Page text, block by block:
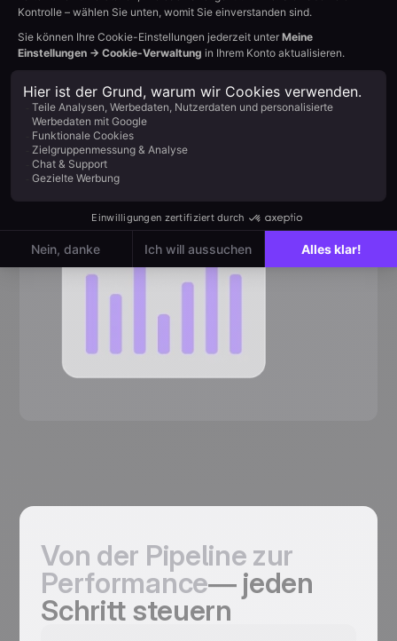
Echtzeit-Transparenz über die Performance.
Vertriebsprognosen helfen Ihnen bei der Planung.
Von der Pipeline zur
Performance— jeden
Schritt steuern